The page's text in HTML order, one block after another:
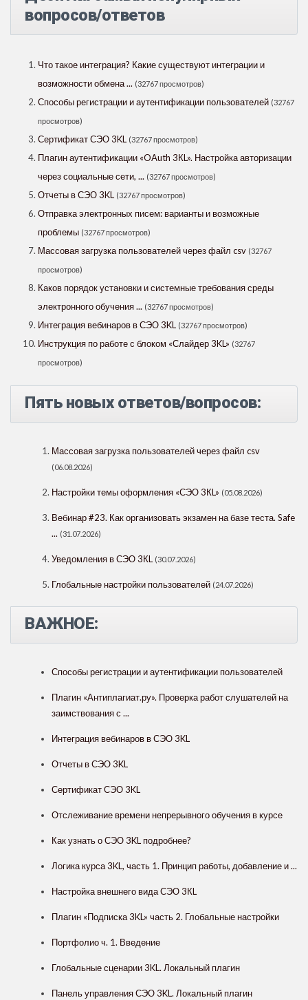
вопросов/ответов
Что такое интеграция? Какие существуют интеграции и
возможности обмена ... (32767 просмотров)
Способы регистрации и аутентификации пользователей (32767
просмотров)
Сертификат СЭО 3KL (32767 просмотров)
Плагин аутентификации «OAuth 3КL». Настройка авторизации
через социальные сети, ... (32767 просмотров)
Отчеты в СЭО 3KL (32767 просмотров)
Отправка электронных писем: варианты и возможные
проблемы (32767 просмотров)
Массовая загрузка пользователей через файл csv (32767
просмотров)
Каков порядок установки и системные требования среды
электронного обучения ... (32767 просмотров)
Интеграция вебинаров в СЭО 3KL (32767 просмотров)
Инструкция по работе с блоком «Слайдер 3KL» (32767
просмотров)
Пять новых ответов/вопросов:
Массовая загрузка пользователей через файл csv
(06.08.2026)
Настройки темы оформления «СЭО 3КL» (05.08.2026)
Вебинар #23. Как организовать экзамен на базе теста. Safe
... (31.07.2026)
Уведомления в СЭО 3КL (30.07.2026)
Глобальные настройки пользователей (24.07.2026)
ВАЖНОЕ:
Способы регистрации и аутентификации пользователей
Плагин «Антиплагиат.ру». Проверка работ слушателей на
заимствования с ...
Интеграция вебинаров в СЭО 3KL
Отчеты в СЭО 3KL
Сертификат СЭО 3KL
Отслеживание времени непрерывного обучения в курсе
Как узнать о СЭО 3KL подробнее?
Логика курса 3KL, часть 1. Принцип работы, добавление и ...
Настройка внешнего вида СЭО 3КL
Плагин «Подписка 3KL» часть 2. Глобальные настройки
Портфолио ч. 1. Введение
Глобальные сценарии 3KL. Локальный плагин
Панель управления СЭО 3KL. Локальный плагин